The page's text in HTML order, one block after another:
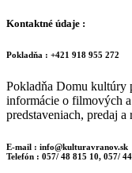
Kontaktné údaje :
Pokladňa : +421 918 955 272
Pokladňa Domu kultúry
informácie o filmových
predstaveniach, predaj a
E-mail : info@kulturavranov.sk
Telefón : 057/ 48 815 10, 057/